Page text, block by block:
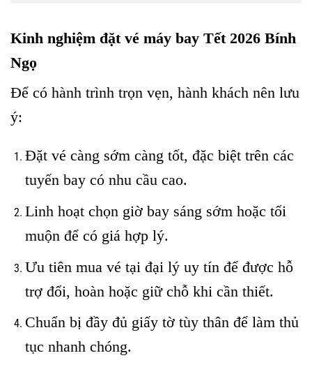
Kinh nghiệm đặt vé máy bay Tết 2026 Bính
Ngọ
Để có hành trình trọn vẹn, hành khách nên lưu
ý:
Đặt vé càng sớm càng tốt, đặc biệt trên các
tuyến bay có nhu cầu cao.
Linh hoạt chọn giờ bay sáng sớm hoặc tối
muộn để có giá hợp lý.
Ưu tiên mua vé tại đại lý uy tín để được hỗ
trợ đổi, hoàn hoặc giữ chỗ khi cần thiết.
Chuẩn bị đầy đủ giấy tờ tùy thân để làm thủ
tục nhanh chóng.